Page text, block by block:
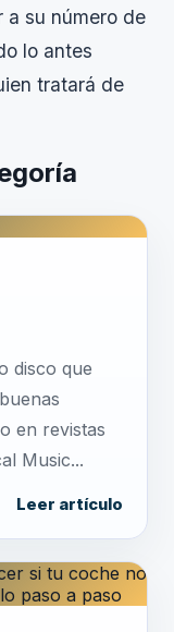
a su número de
lo antes
tratará de
disco que
en revistas
Music...
Leer artículo